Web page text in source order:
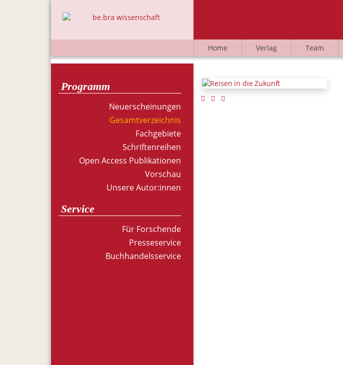
Home Verlag Team
Programm
Neuerscheinungen
Gesamtverzeichnis
Fachgebiete
Schriftenreihen
Open Access Publikationen
Vorschau
Unsere Autor:innen
Service
Für Forschende
Presseservice
Buchhandelsservice